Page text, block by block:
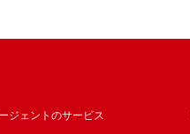
ジェントのサービス